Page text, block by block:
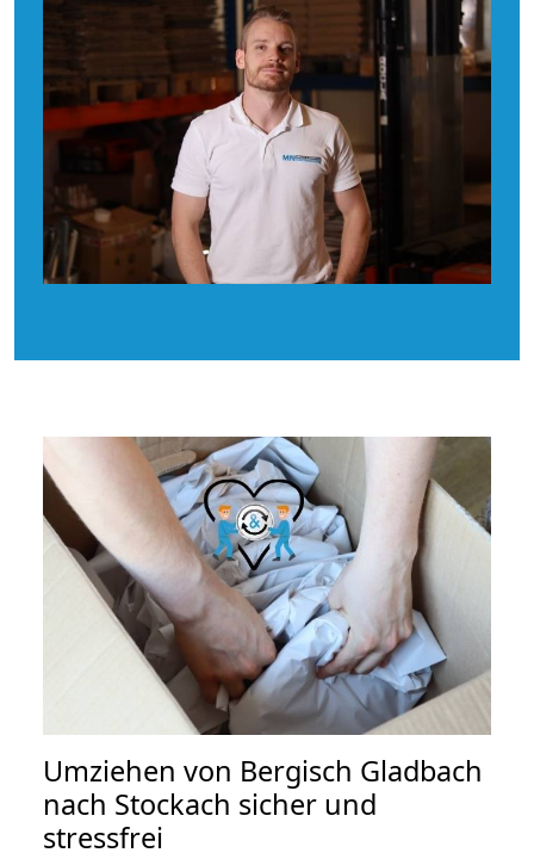
Umziehen von Bergisch Gladbach
nach Stockach sicher und
stressfrei